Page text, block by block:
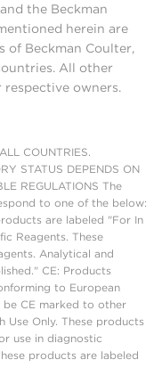
the Beckman
herein are
of Beckman Coulter,
All other
owners.
COUNTRIES.
STATUS DEPENDS ON
REGULATIONS The
to one of the below:
are labeled "For In
Reagents. These
Analytical and
CE: Products
to European
CE marked to other
Use Only. These products
use in diagnostic
products are labeled